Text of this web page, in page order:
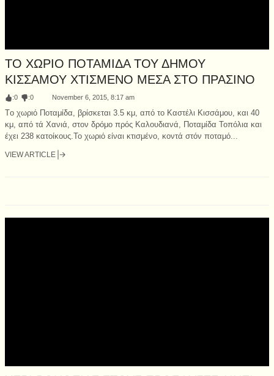
ΤΟ ΧΩΡΙΟ ΠΟΤΑΜΙΔΑ ΤΟΥ ΔΗΜΟΥ
ΚΙΣΣΑΜΟΥ ΧΤΙΣΜΕΝΟ ΜΕΣΑ ΣΤΟ ΠΡΑΣΙΝΟ
:0 :0 November 6, 2015, 8:17 am
Tο χωριό Ποταμίδα, βρίσκεται 3.5 κμ, από το Καστέλι Κισσάμου, και 40
κμ, από τά Χανιά, στον δρόμο πρός Καλουδιανά, Ποταμίδα Τοπόλια και
έχει 238 κατοίκους.Το χωριό είναι κτισμένο, κοντά στόν ποταμό...
VIEW ARTICLE